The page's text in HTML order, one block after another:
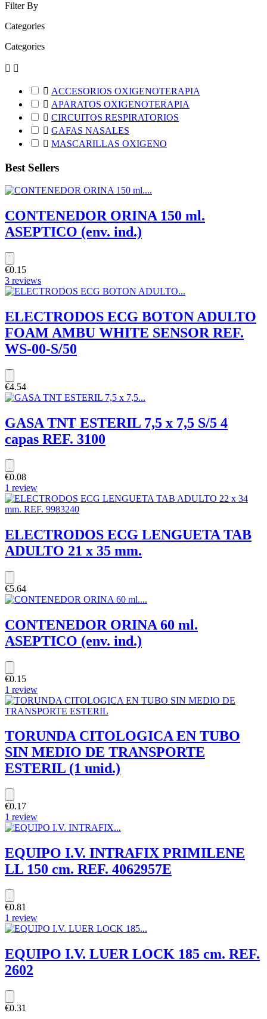
Filter By
Categories
Categories
 
 ACCESORIOS OXIGENOTERAPIA
 APARATOS OXIGENOTERAPIA
 CIRCUITOS RESPIRATORIOS
 GAFAS NASALES
 MASCARILLAS OXIGENO
Best Sellers
CONTENEDOR ORINA 150 ml.
ASEPTICO (env. ind.)
€0.15
3 reviews
ELECTRODOS ECG BOTON ADULTO
FOAM AMBU WHITE SENSOR REF.
WS-00-S/50
€4.54
GASA TNT ESTERIL 7,5 x 7,5 S/5 4
capas REF. 3100
€0.08
1 review
ELECTRODOS ECG LENGUETA TAB
ADULTO 21 x 35 mm.
€5.64
CONTENEDOR ORINA 60 ml.
ASEPTICO (env. ind.)
€0.15
1 review
TORUNDA CITOLOGICA EN TUBO
SIN MEDIO DE TRANSPORTE
ESTERIL (1 unid.)
€0.17
1 review
EQUIPO I.V. INTRAFIX PRIMILENE
LL 150 cm. REF. 4062957E
€0.81
1 review
EQUIPO I.V. LUER LOCK 185 cm. REF.
2602
€0.31